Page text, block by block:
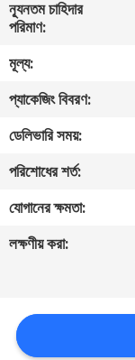
ভ্রমণ
মান
নিয়ন্ত্রণ
যোগাযোগ
করুন
উদ্ধৃতির
আবেদন
ন্যূনতম চাহিদার
পরিমাণ:
মূল্য:
প্যাকেজিং বিবরণ:
ডেলিভারি সময়:
পরিশোধের শর্ত:
যোগানের ক্ষমতা:
লক্ষণীয় করা: